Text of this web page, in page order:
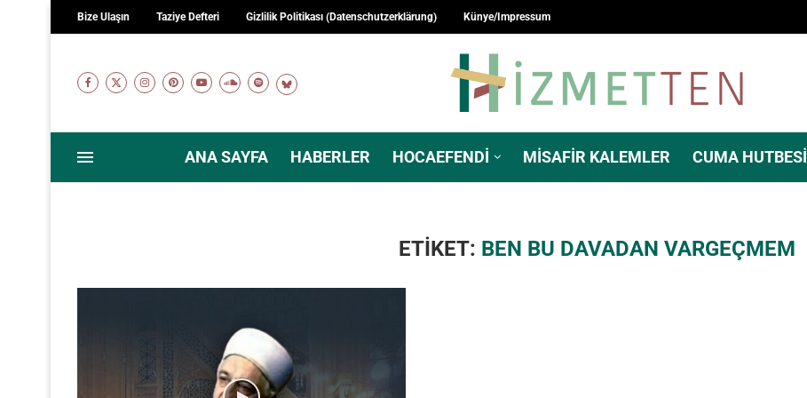
Bize Ulaşın Taziye Defteri Gizlilik Politikası (Datenschutzerklärung) Künye/Impressum
ANA SAYFA HABERLER HOCAEFENDI MISAFIR KALEMLER CUMA HUTBESI
ETIKET: BEN BU DAVADAN VARGEÇMEM